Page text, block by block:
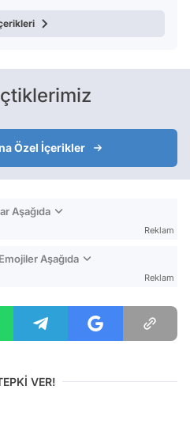
Özel İçerikler
Aşağıda
Reklam
Aşağıda
Reklam
VER!